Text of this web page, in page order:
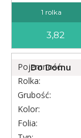
1 rolka
3,82
Do Domu
Pojemność:
Rolka:
Grubość:
Kolor:
Folia: